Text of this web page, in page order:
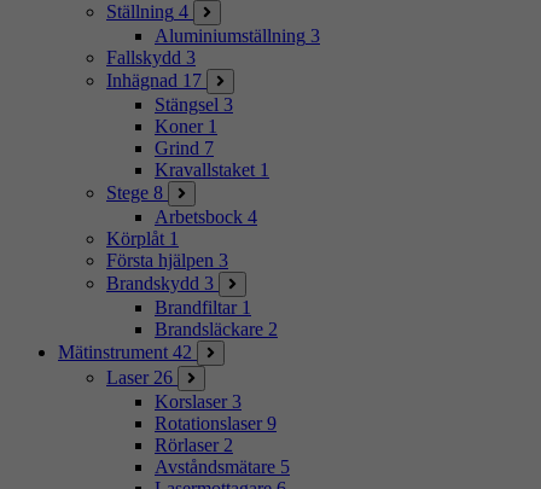
Ställning 4
Aluminiumställning 3
Fallskydd 3
Inhägnad 17
Stängsel 3
Koner 1
Grind 7
Kravallstaket 1
Stege 8
Arbetsbock 4
Körplåt 1
Första hjälpen 3
Brandskydd 3
Brandfiltar 1
Brandsläckare 2
Mätinstrument 42
Laser 26
Korslaser 3
Rotationslaser 9
Rörlaser 2
Avståndsmätare 5